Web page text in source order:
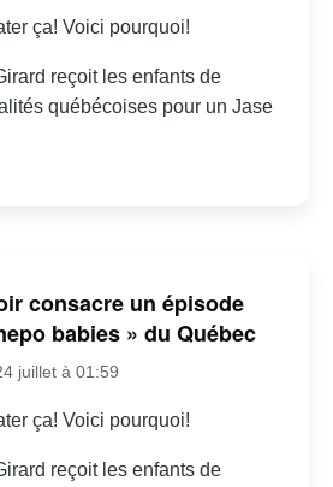
ça! Voici pourquoi!
reçoit les enfants de
québécoises pour un Jase
consacre un épisode
babies » du Québec
juillet à 01:59
ça! Voici pourquoi!
reçoit les enfants de